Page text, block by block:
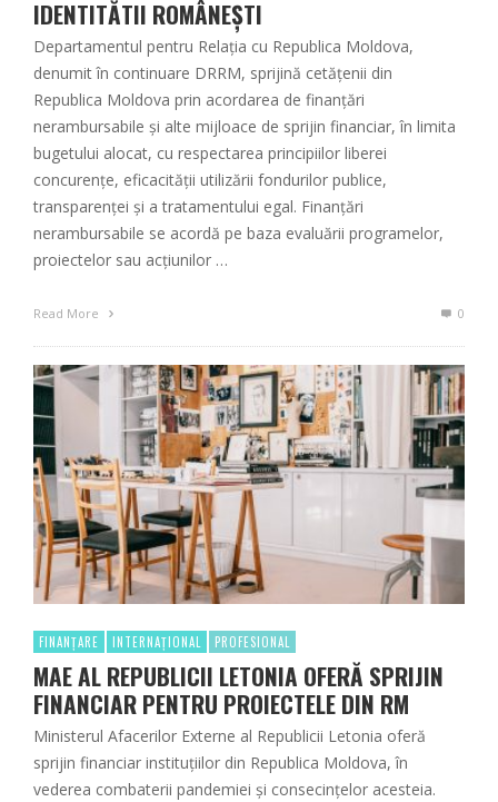
IDENTITĂTII ROMÂNEȘTI
Departamentul pentru Relația cu Republica Moldova,
denumit în continuare DRRM, sprijină cetățenii din
Republica Moldova prin acordarea de finanţări
nerambursabile şi alte mijloace de sprijin financiar, în limita
bugetului alocat, cu respectarea principiilor liberei
concurenţe, eficacităţii utilizării fondurilor publice,
transparenţei şi a tratamentului egal. Finanţări
nerambursabile se acordă pe baza evaluării programelor,
proiectelor sau acţiunilor …
Read More 0
FINANȚARE INTERNAȚIONAL PROFESIONAL
MAE AL REPUBLICII LETONIA OFERĂ SPRIJIN
FINANCIAR PENTRU PROIECTELE DIN RM
Ministerul Afacerilor Externe al Republicii Letonia oferă
sprijin financiar instituțiilor din Republica Moldova, în
vederea combaterii pandemiei și consecințelor acesteia.